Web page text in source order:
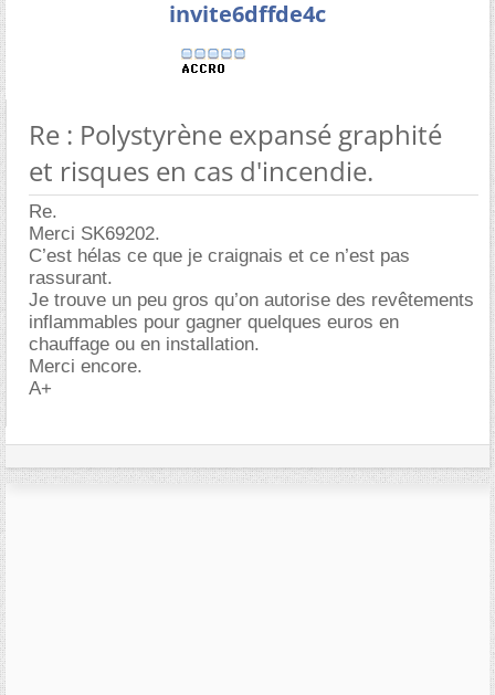
invite6dffde4c
Re : Polystyrène expansé graphité
et risques en cas d'incendie.
Re.
Merci SK69202.
C’est hélas ce que je craignais et ce n’est pas
rassurant.
Je trouve un peu gros qu’on autorise des revêtements
inflammables pour gagner quelques euros en
chauffage ou en installation.
Merci encore.
A+